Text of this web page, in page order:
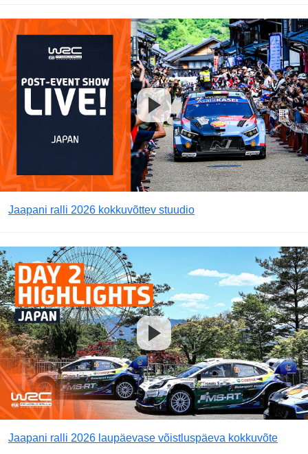
Jaapani ralli 2026 kokkuvõttev stuudio
Jaapani ralli 2026 laupäevase võistluspäeva kokkuvõte